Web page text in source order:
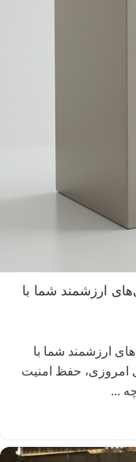
ارزشمند شما با
ارزشمند شما با
امروزی، حفظ امنیت
...